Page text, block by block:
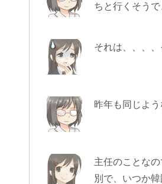
ちと行くそうで
それは、、、
昨年も同じよ
主任のことな
別で、いつか